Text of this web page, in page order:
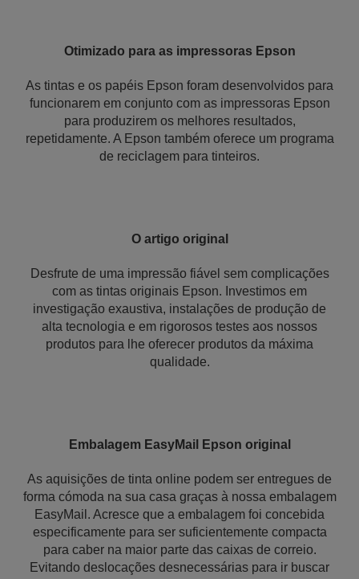
Otimizado para as impressoras Epson
As tintas e os papéis Epson foram desenvolvidos para
funcionarem em conjunto com as impressoras Epson
para produzirem os melhores resultados,
repetidamente. A Epson também oferece um programa
de reciclagem para tinteiros.
O artigo original
Desfrute de uma impressão fiável sem complicações
com as tintas originais Epson. Investimos em
investigação exaustiva, instalações de produção de
alta tecnologia e em rigorosos testes aos nossos
produtos para lhe oferecer produtos da máxima
qualidade.
Embalagem EasyMail Epson original
As aquisições de tinta online podem ser entregues de
forma cómoda na sua casa graças à nossa embalagem
EasyMail. Acresce que a embalagem foi concebida
especificamente para ser suficientemente compacta
para caber na maior parte das caixas de correio.
Evitando deslocações desnecessárias para ir buscar